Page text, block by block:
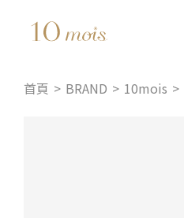
首頁 BRAND 10mois